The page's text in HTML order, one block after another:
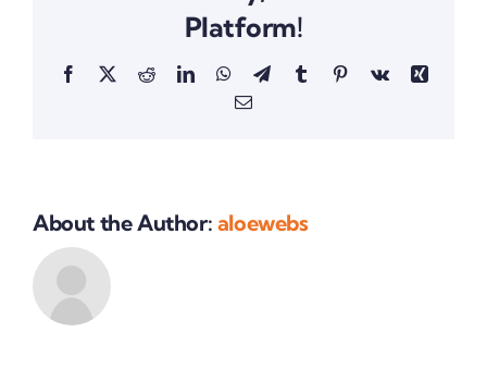
Platform!
Facebook
X RedditLinkedInWhatsApp
TelegramTumblrPinterest
Vk
Xing
Email:
About the Author: aloewebs